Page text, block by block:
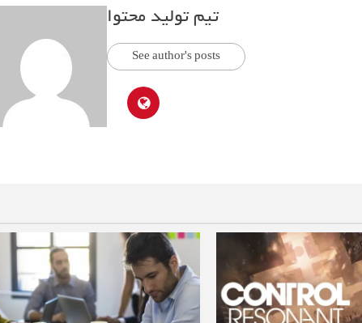
تیم تولید محتوا
See author's posts